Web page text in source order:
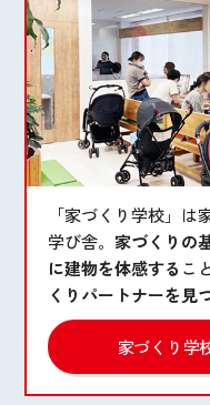
「家づくり学校」
学び舎。 家づくりの
に建物を体感する こ
くりパートナーを見
家づくり学